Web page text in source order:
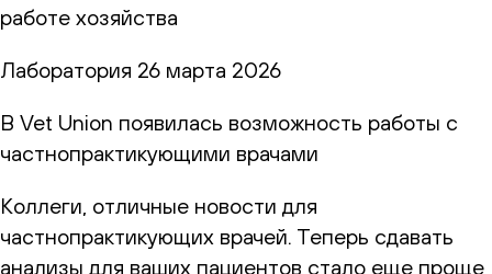
работе хозяйства
Лаборатория 26 марта 2026
В Vet Union появилась возможность работы с
частнопрактикующими врачами
Коллеги, отличные новости для
частнопрактикующих врачей. Теперь сдавать
анализы для ваших пациентов стало еще проще